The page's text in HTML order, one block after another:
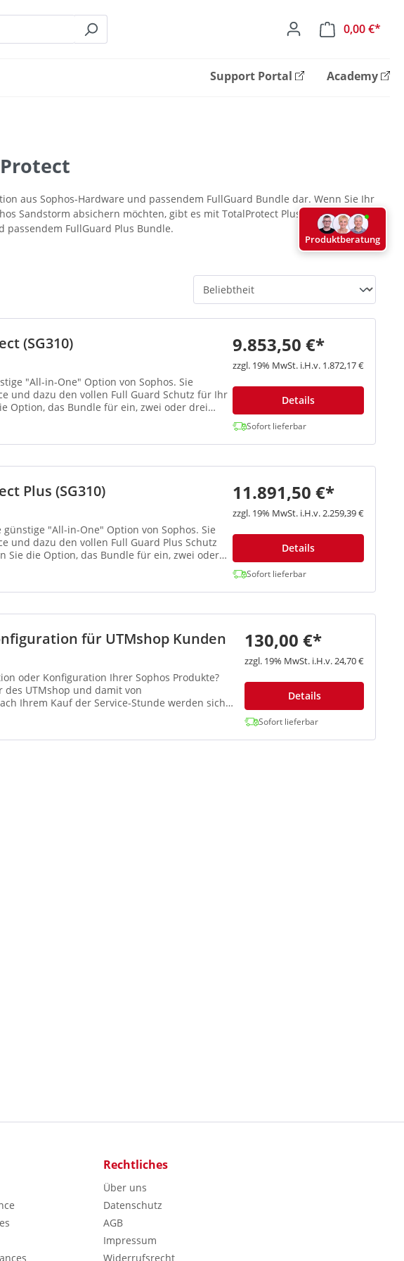
0,00 €*
Support Portal Academy
aus Sophos-Hardware und passendem FullGuard Bundle dar. Wenn Sie Ihr
Sandstorm absichern möchten, gibt es mit TotalProtect Plus auch hier das
FullGuard Plus Bundle.
(SG310)
"All-in-One" Option von Sophos. Sie
und dazu den vollen Full Guard Schutz für Ihr
Option, das Bundle für ein, zwei oder drei
9.853,50 €*
zzgl. 19% MwSt. i.H.v. 1.872,17 €
Details
Sofort lieferbar
Plus (SG310)
"All-in-One" Option von Sophos. Sie
und dazu den vollen Full Guard Plus Schutz
Sie die Option, das Bundle für ein, zwei oder
11.891,50 €*
zzgl. 19% MwSt. i.H.v. 2.259,39 €
Details
Sofort lieferbar
für UTMshop Kunden
oder Konfiguration Ihrer Sophos Produkte?
des UTMshop und damit von
Ihrem Kauf der Service-Stunde werden sich
130,00 €*
zzgl. 19% MwSt. i.H.v. 24,70 €
Details
Sofort lieferbar
Rechtliches
Über uns
Datenschutz
AGB
Impressum
Widerrufsrecht
Produktberatung